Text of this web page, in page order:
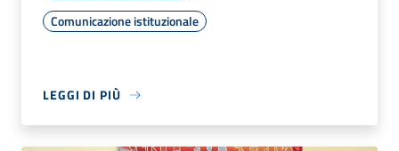
Comunicazione istituzionale
LEGGI DI PIÙ